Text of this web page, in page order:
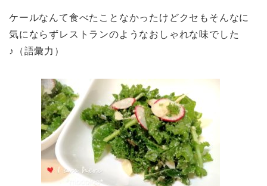
ケールなんて食べたことなかったけどクセもそんなに
気にならずレストランのようなおしゃれな味でした
♪（語彙力）